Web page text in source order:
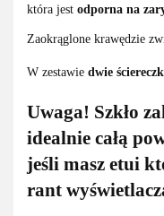
która jest odporna na
Zaokrąglone krawędzie
W zestawie dwie
Uwaga! Szkło
idealnie całą
jeśli masz etui
rant